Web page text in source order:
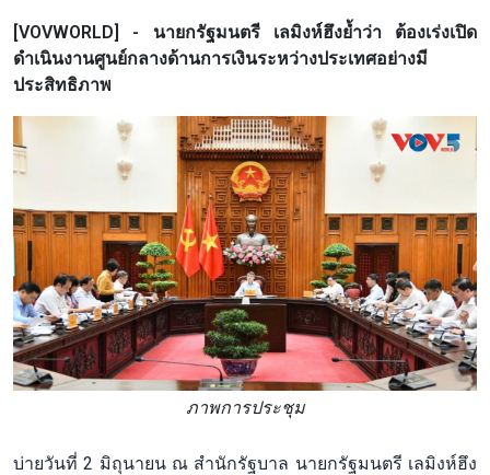
[VOVWORLD] - นายกรัฐมนตรี เลมิงห์ฮึงย้ำว่า ต้องเร่งเปิด
ดำเนินงานศูนย์กลางด้านการเงินระหว่างประเทศอย่างมี
ประสิทธิภาพ
ภาพการประชุม
บ่ายวันที่ 2 มิถุนายน ณ สำนักรัฐบาล นายกรัฐมนตรี เลมิงห์ฮึง